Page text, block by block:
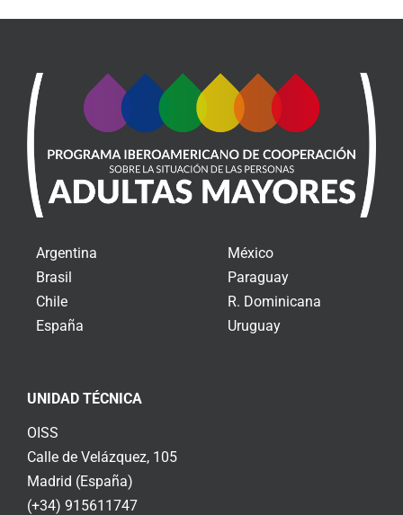
Argentina
Brasil
Chile
España
México
Paraguay
R. Dominicana
Uruguay
UNIDAD TÉCNICA
OISS
Calle de Velázquez, 105
Madrid (España)
(+34) 915611747